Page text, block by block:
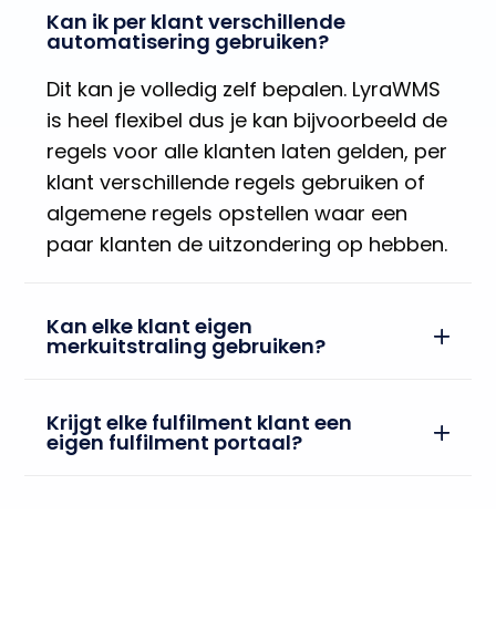
Kan ik per klant verschillende
automatisering gebruiken?
Dit kan je volledig zelf bepalen. LyraWMS
is heel flexibel dus je kan bijvoorbeeld de
regels voor alle klanten laten gelden, per
klant verschillende regels gebruiken of
algemene regels opstellen waar een
paar klanten de uitzondering op hebben.
Kan elke klant eigen
merkuitstraling gebruiken?
Krijgt elke fulfilment klant een
eigen fulfilment portaal?